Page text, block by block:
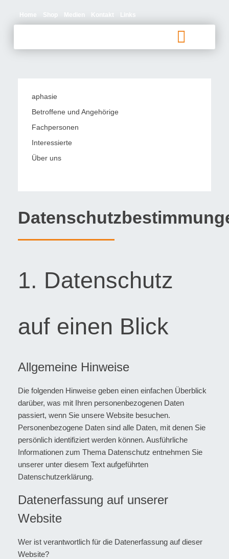
Home Shop Medien Kontakt Links
1. Datenschutz
auf einen Blick
Allgemeine Hinweise
Die folgenden Hinweise geben einen einfachen Überblick
darüber, was mit Ihren personenbezogenen Daten
passiert, wenn Sie unsere Website besuchen.
Personenbezogene Daten sind alle Daten, mit denen Sie
persönlich identifiziert werden können. Ausführliche
Informationen zum Thema Datenschutz entnehmen Sie
unserer unter diesem Text aufgeführten
Datenschutzerklärung.
Datenerfassung auf unserer
Website
Wer ist verantwortlich für die Datenerfassung auf dieser
Website?
aphasie
Betroffene und Angehörige
Fachpersonen
Interessierte
Über uns